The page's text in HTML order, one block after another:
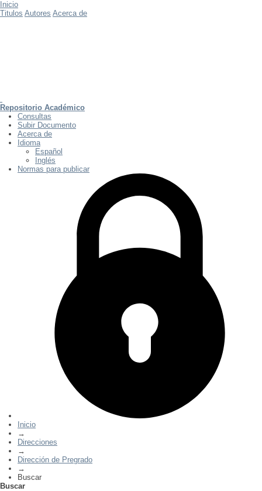
Inicio
Titulos Autores Acerca de
Repositorio Académico
Consultas
Subir Documento
Acerca de
Idioma
Español
Inglés
Normas para publicar
Inicio
→
Direcciones
→
Dirección de Pregrado
→
Buscar
Buscar